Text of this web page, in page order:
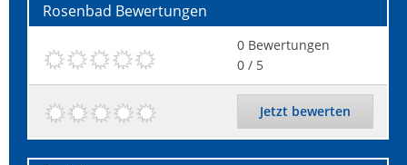
Rosenbad Bewertungen
0 Bewertungen
0 / 5
Jetzt bewerten